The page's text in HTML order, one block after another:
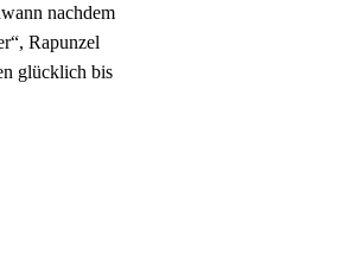
nachdem
Rapunzel
glücklich bis